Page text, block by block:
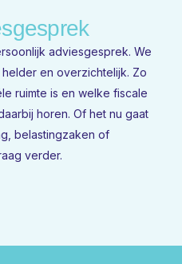
adviesgesprek. We
en overzichtelijk. Zo
ruimte is en welke fiscale
horen. Of het nu gaat
belastingzaken of
verder.